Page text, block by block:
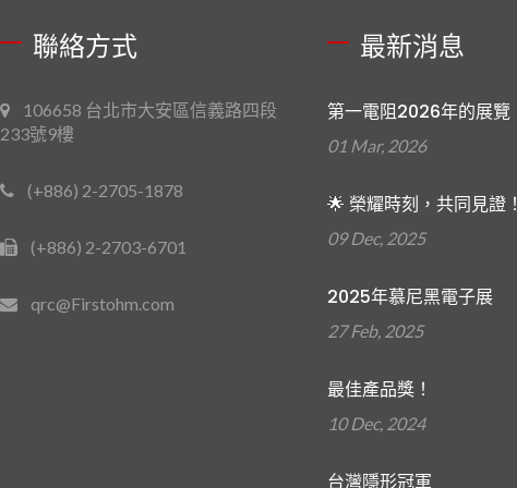
聯絡方式
106658 台北市大安區信義路四段
233號9樓
(+886) 2-2705-1878
(+886) 2-2703-6701
qrc@Firstohm.com
最新消息
第一電阻2026年的展覽
01 Mar, 2026
🌟 榮耀時刻，共同見證！
09 Dec, 2025
2025年慕尼黑電子展
27 Feb, 2025
最佳產品獎！
10 Dec, 2024
台灣隱形冠軍